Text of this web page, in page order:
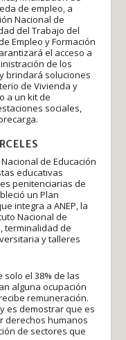
de empleo, a
Nacional de
del Trabajo del
Empleo y Formación
el acceso a
de los
brindará soluciones
de Vivienda y
a un kit de
sociales,
de Educación
educativas
penitenciarias de
un Plan
integra a ANEP, la
Nacional de
terminalidad de
y talleres
el 38% de las
alguna ocupación
remuneración.
es demostrar que es
derechos humanos
de sectores que